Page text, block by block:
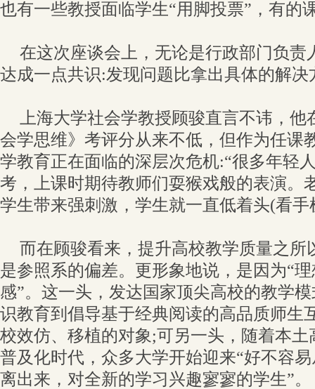
也有一些教授面临学生“用脚投票”，有的
在这次座谈会上，无论是行政部门负责
达成一点共识:发现问题比拿出具体的解决
上海大学社会学教授顾骏直言不讳，
会学思维》考评分从来不低，但作为任课
学教育正在面临的深层次危机:“很多年轻
考，上课时期待教师们耍猴戏般的表演。
学生带来强刺激，学生就一直低着头(看手
而在顾骏看来，提升高校教学质量之所
是参照系的偏差。更形象地说，是因为“
感”。这一头，发达国家顶尖高校的教学
识教育到倡导基于经典阅读的高品质师生
校效仿、移植的对象;可另一头，随着本
普及化时代，众多大学开始迎来“好不容
离出来，对全新的学习兴趣寥寥的学生”。